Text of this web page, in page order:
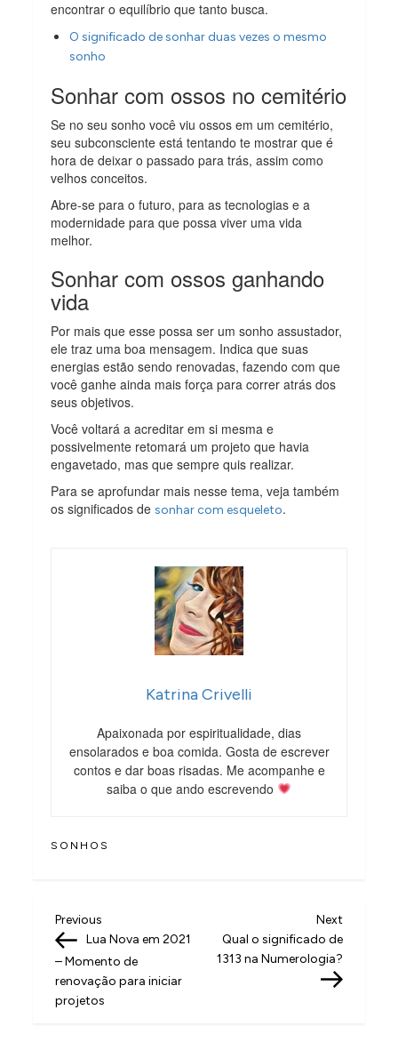
encontrar o equilíbrio que tanto busca.
O significado de sonhar duas vezes o mesmo
sonho
Sonhar com ossos no cemitério
Se no seu sonho você viu ossos em um cemitério,
seu subconsciente está tentando te mostrar que é
hora de deixar o passado para trás, assim como
velhos conceitos.
Abre-se para o futuro, para as tecnologias e a
modernidade para que possa viver uma vida
melhor.
Sonhar com ossos ganhando
vida
Por mais que esse possa ser um sonho assustador,
ele traz uma boa mensagem. Indica que suas
energias estão sendo renovadas, fazendo com que
você ganhe ainda mais força para correr atrás dos
seus objetivos.
Você voltará a acreditar em si mesma e
possivelmente retomará um projeto que havia
engavetado, mas que sempre quis realizar.
Para se aprofundar mais nesse tema, veja também
os significados desonhar com esqueleto.
Katrina Crivelli
Apaixonada por espiritualidade, dias
ensolarados e boa comida. Gosta de escrever
contos e dar boas risadas. Me acompanhe e
saiba o que ando escrevendo
SONHOS
N
a
v
e
Previous
Post
Previous
Lua Nova em 2021
– Momento de
renovação para iniciar
projetos
Next
Post
Next
Qual o significado de
1313 na Numerologia?